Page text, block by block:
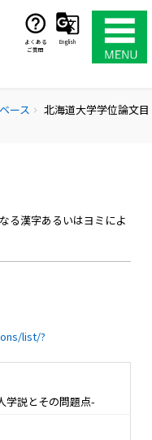
よくある
ご質問
English
ース chevron_right
北海道大学学位論文目
る漢字あるいはヨミによ
list/?
学説とその問題点-